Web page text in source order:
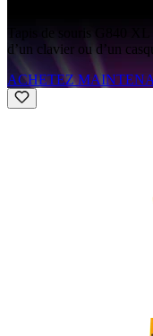
Tapis de souris G840
d’un clavier ou d’un
ACHETEZ